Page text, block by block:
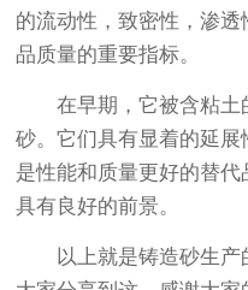
的流动性，致密性，渗
品质量的重要指标。
在早期，它被含粘土
砂。它们具有显着的延
是性能和质量更好的替
具有良好的前景。
以上就是铸造砂生产